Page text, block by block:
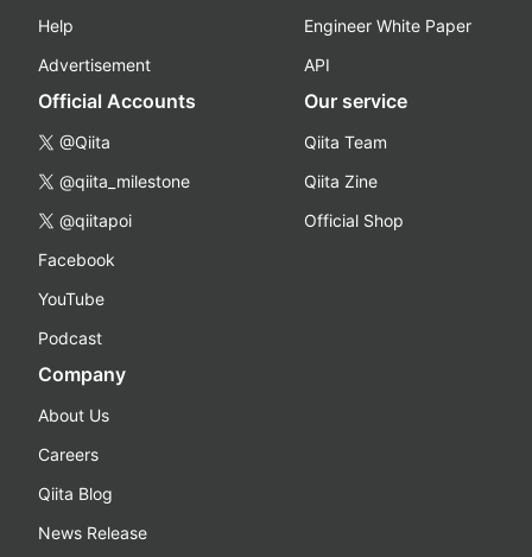
Help
Advertisement
Engineer White Paper
API
Official Accounts
@Qiita
@qiita_milestone
@qiitapoi
Facebook
YouTube
Podcast
Our service
Qiita Team
Qiita Zine
Official Shop
Company
About Us
Careers
Qiita Blog
News Release